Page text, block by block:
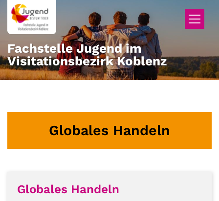
Zum Inhalt springen
Fachstelle Jugend im
Visitationsbezirk Koblenz
Globales Handeln
Globales Handeln